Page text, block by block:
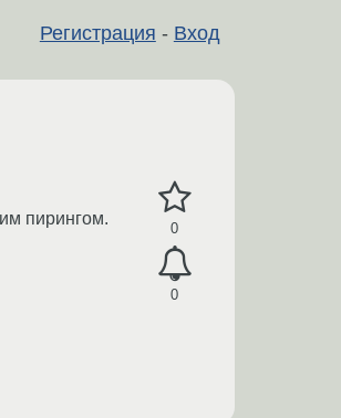
Регистрация - Вход
0
0
пирингом.